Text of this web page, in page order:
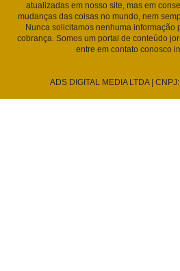
atualizadas em nosso site, mas em
mudanças das coisas no mundo, nem
Nunca solicitamos nenhuma informação
cobrança. Somos um portal de conteúdo
entre em contato conosco
ADS DIGITAL MEDIA LTDA |